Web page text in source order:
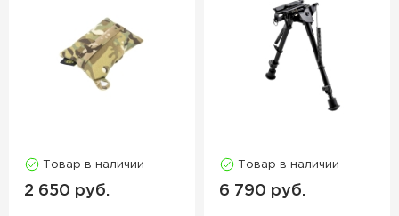
Товар в наличии
2 650 руб.
Товар в наличии
6 790 руб.